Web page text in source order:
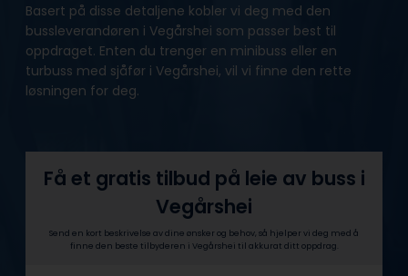
Basert på disse detaljene kobler vi deg med den
bussleverandøren i Vegårshei som passer best til
oppdraget. Enten du trenger en minibuss eller en
turbuss med sjåfør i Vegårshei, vil vi finne den rette
løsningen for deg.
Få et gratis tilbud på leie av buss i
Vegårshei
Send en kort beskrivelse av dine ønsker og behov, så hjelper vi deg med å
finne den beste tilbyderen i Vegårshei til akkurat ditt oppdrag.